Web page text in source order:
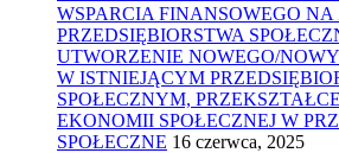
WSPARCIA FINANSOWEGO
PRZEDSIĘBIORSTWA
UTWORZENIE NOWEGO/
W ISTNIEJĄCYM
SPOŁECZNYM,
EKONOMII SPOŁECZNEJ W
SPOŁECZNE 16 czerwca, 2025